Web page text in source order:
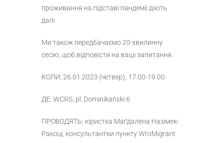
проживання на підставі пандемії діють
далі
Ми також передбачаємо 20-хвилинну
сесію, щоб відповісти на ваші запитання.
КОЛИ: 26.01.2023 (четвер), 17.00-19.00
ДЕ: WCRS, pl. Dominikański 6
ПРОВОДЯТЬ: юристка Маґдалена Назімек-
Ракоці, консультантки пункту WroMigrant